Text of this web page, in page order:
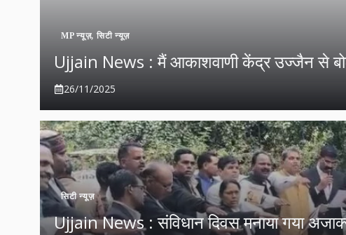
MP न्यूज़, सिटी न्यूज़
Ujjain News : मैं आकाशवाणी केंद्र उज्‍जैन से बोल
26/11/2025
सिटी न्यूज़
Ujjain News : संविधान दिवस मनाया गया